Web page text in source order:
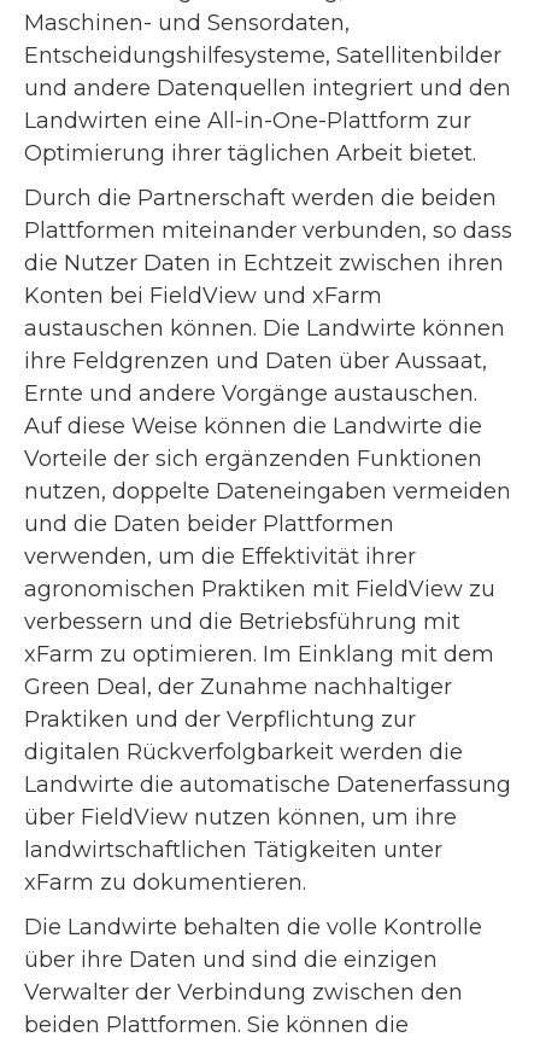
Maschinen- und Sensordaten,
Entscheidungshilfesysteme, Satellitenbilder
und andere Datenquellen integriert und den
Landwirten eine All-in-One-Plattform zur
Optimierung ihrer täglichen Arbeit bietet.
Durch die Partnerschaft werden die beiden
Plattformen miteinander verbunden, so dass
die Nutzer Daten in Echtzeit zwischen ihren
Konten bei FieldView und xFarm
austauschen können. Die Landwirte können
ihre Feldgrenzen und Daten über Aussaat,
Ernte und andere Vorgänge austauschen.
Auf diese Weise können die Landwirte die
Vorteile der sich ergänzenden Funktionen
nutzen, doppelte Dateneingaben vermeiden
und die Daten beider Plattformen
verwenden, um die Effektivität ihrer
agronomischen Praktiken mit FieldView zu
verbessern und die Betriebsführung mit
xFarm zu optimieren. Im Einklang mit dem
Green Deal, der Zunahme nachhaltiger
Praktiken und der Verpflichtung zur
digitalen Rückverfolgbarkeit werden die
Landwirte die automatische Datenerfassung
über FieldView nutzen können, um ihre
landwirtschaftlichen Tätigkeiten unter
xFarm zu dokumentieren.
Die Landwirte behalten die volle Kontrolle
über ihre Daten und sind die einzigen
Verwalter der Verbindung zwischen den
beiden Plattformen. Sie können die